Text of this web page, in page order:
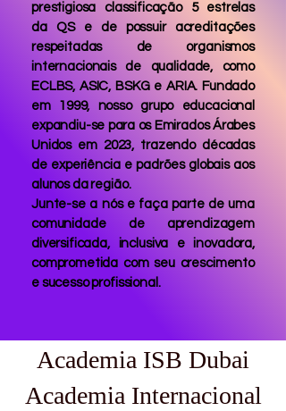
prestigiosa classificação 5 estrelas
da QS e de possuir acreditações
respeitadas de organismos
internacionais de qualidade, como
ECLBS, ASIC, BSKG e ARIA. Fundado
em 1999, nosso grupo educacional
expandiu-se para os Emirados Árabes
Unidos em 2023, trazendo décadas
de experiência e padrões globais aos
alunos da região.
Junte-se a nós e faça parte de uma
comunidade de aprendizagem
diversificada, inclusiva e inovadora,
comprometida com seu crescimento
e sucesso profissional.
Academia ISB Dubai
Academia Internacional